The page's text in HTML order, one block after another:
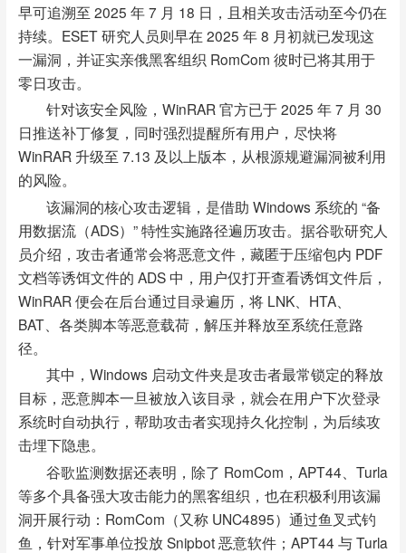
早可追溯至 2025 年 7 月 18 日，且相关攻击活动至今仍在
持续。ESET 研究人员则早在 2025 年 8 月初就已发现这
一漏洞，并证实亲俄黑客组织 RomCom 彼时已将其用于
零日攻击。
针对该安全风险，WinRAR 官方已于 2025 年 7 月 30
日推送补丁修复，同时强烈提醒所有用户，尽快将
WinRAR 升级至 7.13 及以上版本，从根源规避漏洞被利用
的风险。
该漏洞的核心攻击逻辑，是借助 Windows 系统的 “备
用数据流（ADS）” 特性实施路径遍历攻击。据谷歌研究人
员介绍，攻击者通常会将恶意文件，藏匿于压缩包内 PDF
文档等诱饵文件的 ADS 中，用户仅打开查看诱饵文件后，
WinRAR 便会在后台通过目录遍历，将 LNK、HTA、
BAT、各类脚本等恶意载荷，解压并释放至系统任意路
径。
其中，Windows 启动文件夹是攻击者最常锁定的释放
目标，恶意脚本一旦被放入该目录，就会在用户下次登录
系统时自动执行，帮助攻击者实现持久化控制，为后续攻
击埋下隐患。
谷歌监测数据还表明，除了 RomCom，APT44、Turla
等多个具备强大攻击能力的黑客组织，也在积极利用该漏
洞开展行动：RomCom（又称 UNC4895）通过鱼叉式钓
鱼，针对军事单位投放 Snipbot 恶意软件；APT44 与 Turla